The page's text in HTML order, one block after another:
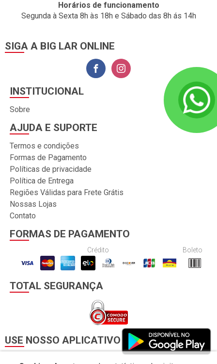
Horários de funcionamento
Segunda à Sexta 8h às 18h e Sábado das 8h ás 14h
SIGA A BIG LAR ONLINE
INSTITUCIONAL
Sobre
AJUDA E SUPORTE
Termos e condições
Formas de Pagamento
Políticas de privacidade
Política de Entrega
Regiões Válidas para Frete Grátis
Nossas Lojas
Contato
FORMAS DE PAGAMENTO
Crédito Boleto
TOTAL SEGURANÇA
USE NOSSO APLICATIVO